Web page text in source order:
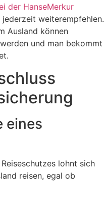
der HanseMerkur
weiterempfehlen.
Ausland können
und man bekommt
eines
lohnt sich
reisen, egal ob